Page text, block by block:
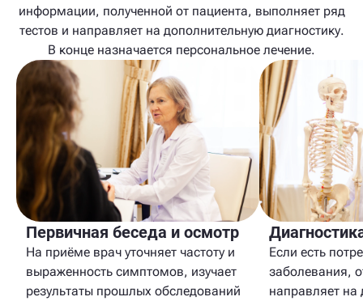
информации, полученной от пациента, выполняет ряд
тестов и направляет на дополнительную диагностику.
В конце назначается персональное лечение.
Первичная беседа и осмотр
На приёме врач уточняет частоту и
выраженность симптомов, изучает
результаты прошлых обследований
Если есть
заболевания,
направляет на